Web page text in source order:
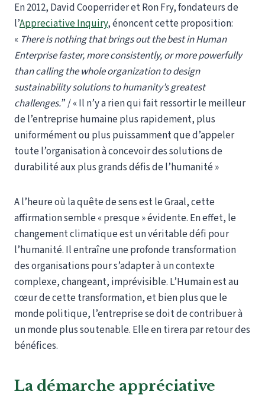
En 2012, David Cooperrider et Ron Fry, fondateurs de
l’Appreciative Inquiry, énoncent cette proposition:
« There is nothing that brings out the best in Human
Enterprise faster, more consistently, or more powerfully
than calling the whole organization to design
sustainability solutions to humanity’s greatest
challenges.” / « Il n’y a rien qui fait ressortir le meilleur
de l’entreprise humaine plus rapidement, plus
uniformément ou plus puissamment que d’appeler
toute l’organisation à concevoir des solutions de
durabilité aux plus grands défis de l’humanité »
A l’heure où la quête de sens est le Graal, cette
affirmation semble « presque » évidente. En effet, le
changement climatique est un véritable défi pour
l’humanité. Il entraîne une profonde transformation
des organisations pour s’adapter à un contexte
complexe, changeant, imprévisible. L’Humain est au
cœur de cette transformation, et bien plus que le
monde politique, l’entreprise se doit de contribuer à
un monde plus soutenable. Elle en tirera par retour des
bénéfices.
La démarche appréciative